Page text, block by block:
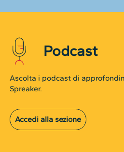
Podcast
Ascolta i podcast di
Spreaker.
Accedi alla sezione